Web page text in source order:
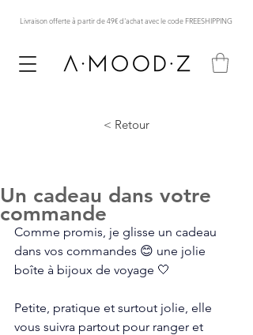
Livraison offerte à partir de 49€ d'achat avec le code FREESHIPPING
< Retour
Un cadeau dans votre
commande
Comme promis, je glisse un cadeau
dans vos commandes 😊 une jolie
boîte à bijoux de voyage 🤍
Petite, pratique et surtout jolie, elle
vous suivra partout pour ranger et